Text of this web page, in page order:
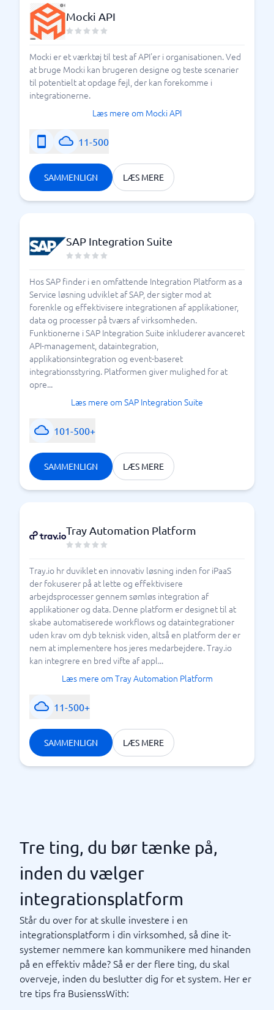
Mocki API
Mocki er et værktøj til test af API'er i organisationen. Ved
at bruge Mocki kan brugeren designe og teste scenarier
til potentielt at opdage fejl, der kan forekomme i
integrationerne.
Læs mere om Mocki API
11-500
SAMMENLIGN LÆS MERE
SAP Integration Suite
Hos SAP finder i en omfattende Integration Platform as a
Service løsning udviklet af SAP, der sigter mod at
forenkle og effektivisere integrationen af applikationer,
data og processer på tværs af virksomheden.
Funktionerne i SAP Integration Suite inkluderer avanceret
API-management, dataintegration,
applikationsintegration og event-baseret
integrationsstyring. Platformen giver mulighed for at
opre...
Læs mere om SAP Integration Suite
101-500+
SAMMENLIGN LÆS MERE
Tray Automation Platform
Tray.io hr duviklet en innovativ løsning inden for iPaaS
der fokuserer på at lette og effektivisere
arbejdsprocesser gennem sømløs integration af
applikationer og data. Denne platform er designet til at
skabe automatiserede workflows og dataintegrationer
uden krav om dyb teknisk viden, altså en platform der er
nem at implementere hos jeres medarbejdere. Tray.io
kan integrere en bred vifte af appl...
Læs mere om Tray Automation Platform
11-500+
SAMMENLIGN LÆS MERE
Tre ting, du bør tænke på,
inden du vælger
integrationsplatform
Står du over for at skulle investere i en
integrationsplatform i din virksomhed, så dine it-
systemer nemmere kan kommunikere med hinanden
på en effektiv måde? Så er der flere ting, du skal
overveje, inden du beslutter dig for et system. Her er
tre tips fra BusienssWith: